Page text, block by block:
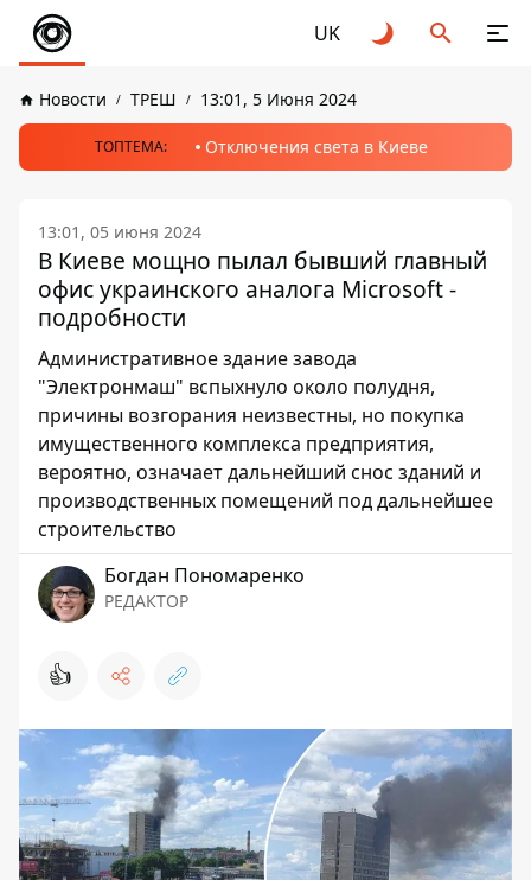
UK
Новости ТРЕШ 13:01, 5 Июня 2024
ТОПТЕМА: Отключения света в Киеве
13:01, 05 июня 2024
В Киеве мощно пылал бывший главный
офис украинского аналога Microsoft -
подробности
Административное здание завода
"Электронмаш" вспыхнуло около полудня,
причины возгорания неизвестны, но покупка
имущественного комплекса предприятия,
вероятно, означает дальнейший снос зданий и
производственных помещений под дальнейшее
строительство
Богдан Пономаренко
РЕДАКТОР
👍